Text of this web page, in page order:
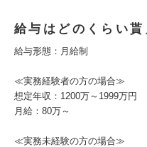
給与はどのくらい貰
給与形態：月給制
≪実務経験者の方の場合≫
想定年収：1200万～1999万円
月給：80万～
≪実務未経験の方の場合≫